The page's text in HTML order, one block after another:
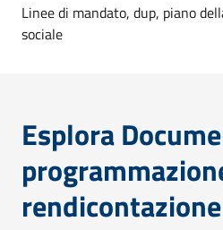
Linee di mandato, dup, piano
sociale
Esplora
rendicontazione